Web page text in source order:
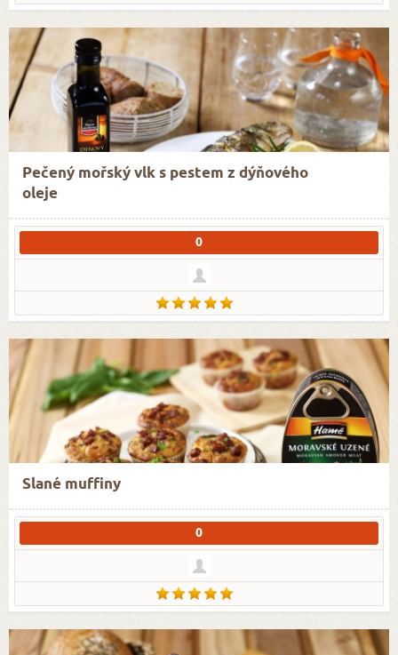
Pečený mořský vlk s pestem z dýňového
oleje
0
Slané muffiny
0